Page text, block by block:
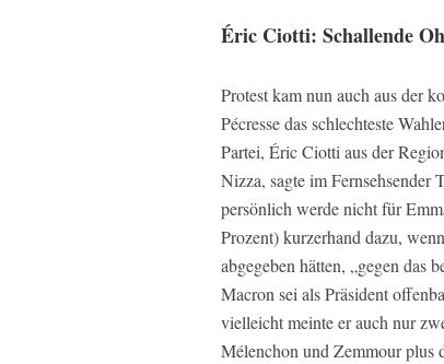
Éric Ciotti: Schallende
Protest kam nun auch aus der
Pécresse das schlechteste
Partei, Éric Ciotti aus der
Nizza, sagte im
persönlich werde nicht für
Prozent) kurzerhand dazu,
abgegeben hätten, „gegen das
Macron sei als Präsident
vielleicht meinte er auch nur
Mélenchon und Zemmour plus